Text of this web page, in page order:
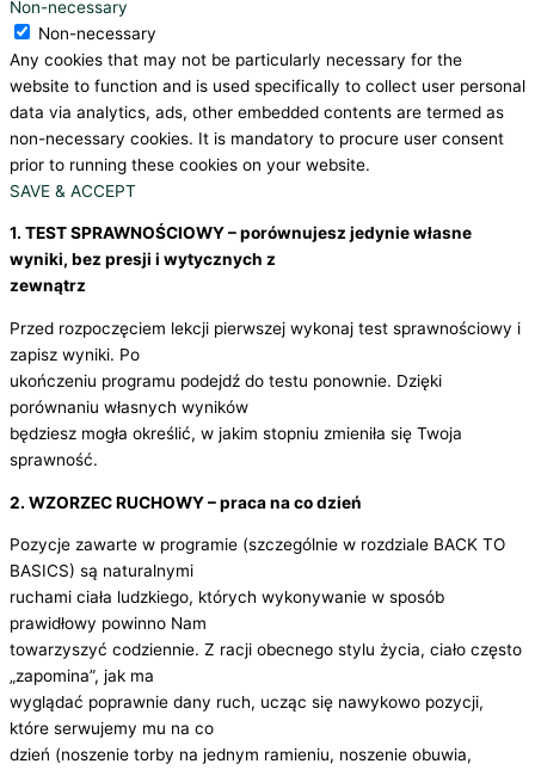
Non-necessary
Non-necessary
Any cookies that may not be particularly necessary for the
website to function and is used specifically to collect user personal
data via analytics, ads, other embedded contents are termed as
non-necessary cookies. It is mandatory to procure user consent
prior to running these cookies on your website.
SAVE & ACCEPT
1. TEST SPRAWNOŚCIOWY – porównujesz jedynie własne
wyniki, bez presji i wytycznych z
zewnątrz
Przed rozpoczęciem lekcji pierwszej wykonaj test sprawnościowy i
zapisz wyniki. Po
ukończeniu programu podejdź do testu ponownie. Dzięki
porównaniu własnych wyników
będziesz mogła określić, w jakim stopniu zmieniła się Twoja
sprawność.
2. WZORZEC RUCHOWY – praca na co dzień
Pozycje zawarte w programie (szczególnie w rozdziale BACK TO
BASICS) są naturalnymi
ruchami ciała ludzkiego, których wykonywanie w sposób
prawidłowy powinno Nam
towarzyszyć codziennie. Z racji obecnego stylu życia, ciało często
„zapomina”, jak ma
wyglądać poprawnie dany ruch, ucząc się nawykowo pozycji,
które serwujemy mu na co
dzień (noszenie torby na jednym ramieniu, noszenie obuwia,